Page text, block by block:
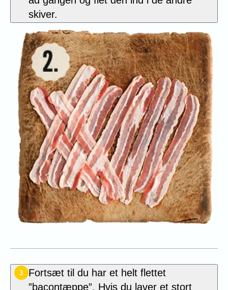
skiver.
3
Fortsæt til du har et helt flettet
”bacontæppe”. Hvis du laver et stort